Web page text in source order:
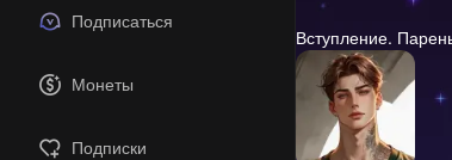
Подписаться
Монеты
Подписки
Вступление.